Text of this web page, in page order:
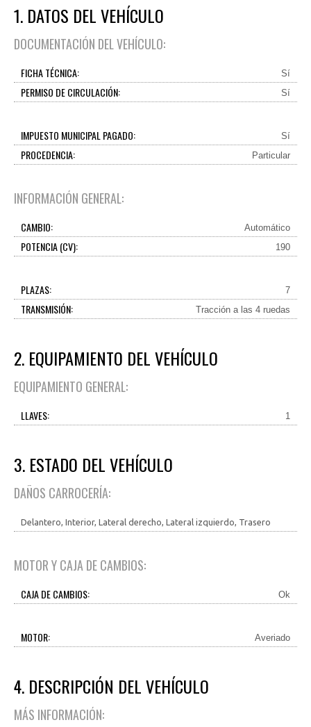
1. DATOS DEL VEHÍCULO
DOCUMENTACIÓN DEL VEHÍCULO:
FICHA TÉCNICA: Sí
PERMISO DE CIRCULACIÓN: Sí
IMPUESTO MUNICIPAL PAGADO: Sí
PROCEDENCIA: Particular
INFORMACIÓN GENERAL:
CAMBIO: Automático
POTENCIA (CV): 190
PLAZAS: 7
TRANSMISIÓN: Tracción a las 4 ruedas
2. EQUIPAMIENTO DEL VEHÍCULO
EQUIPAMIENTO GENERAL:
LLAVES: 1
3. ESTADO DEL VEHÍCULO
DAÑOS CARROCERÍA:
Delantero, Interior, Lateral derecho, Lateral izquierdo, Trasero
MOTOR Y CAJA DE CAMBIOS:
CAJA DE CAMBIOS: Ok
MOTOR: Averiado
4. DESCRIPCIÓN DEL VEHÍCULO
MÁS INFORMACIÓN: